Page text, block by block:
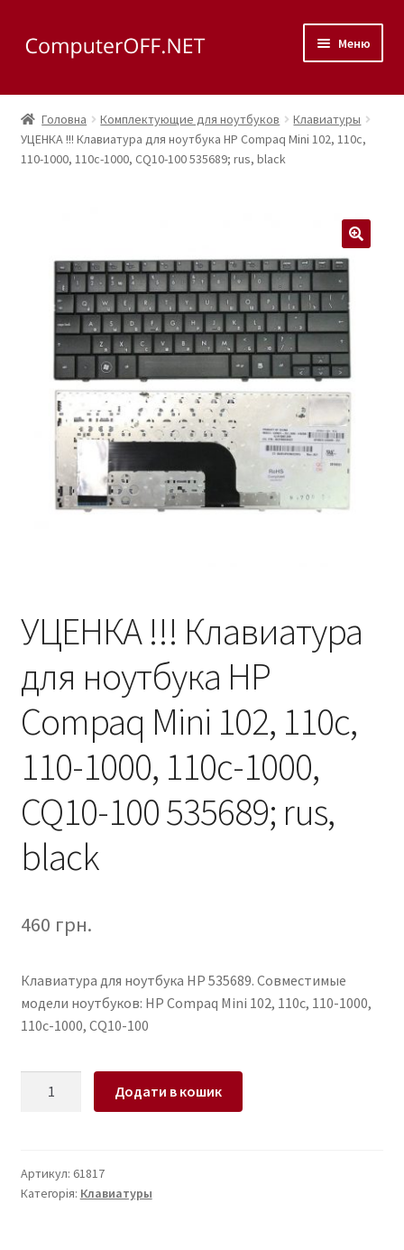
до
до
Меню
Корзина
Магазин
меню
Как доехать?
Скупка
Головна Комплектующие для ноутбуков
Клавиатуры
УЦЕНКА !!! Клавиатура для ноутбука HP Compaq Mini 102, 110c,
110-1000, 110c-1000, CQ10-100 535689; rus, black
🔍
УЦЕНКА !!! Клавиатура
для ноутбука HP
Compaq Mini 102, 110c,
110-1000, 110c-1000,
CQ10-100 535689; rus,
black
460 грн.
Клавиатура для ноутбука HP 535689. Совместимые
модели ноутбуков: HP Compaq Mini 102, 110c, 110-1000,
110c-1000, CQ10-100
ноутбука
HP
Додати в кошик
Артикул: 61817
Категорія: Клавиатуры